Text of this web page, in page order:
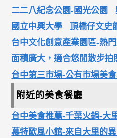
二二八紀念公園-國光公園
國立中興大學
頂橋仔文史
台中文化創意產業園區-熱
面積廣大，適合悠閒散步拍
台中第三市場-公有市場美
附近的美食餐廳
台中美食推薦-千葉火鍋-大
慕特歐風小館-來自大里的